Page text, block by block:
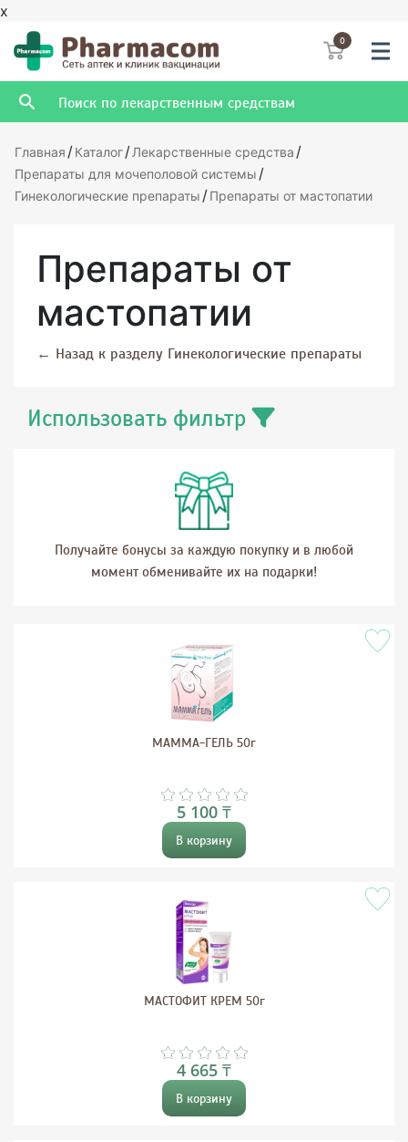
x
0
Главная /Каталог/Лекарственные средства /
Препараты для мочеполовой системы /
Гинекологические препараты /Препараты от мастопатии
Препараты от
мастопатии
← Назад к разделу Гинекологические препараты
Использовать фильтр
Получайте бонусы за каждую покупку и в любой
момент обменивайте их на подарки!
МАММА-ГЕЛЬ 50г
5 100 ₸
В корзину
МАСТОФИТ КРЕМ 50г
4 665 ₸
В корзину